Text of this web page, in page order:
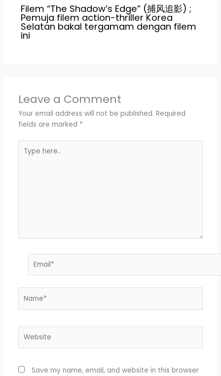
Filem “The Shadow’s Edge” (捕风追影) ;
Pemuja filem action-thriller Korea
Selatan bakal tergamam dengan filem
ini
Leave a Comment
Your email address will not be published. Required
fields are marked *
here..
Save my name, email, and website in this browser